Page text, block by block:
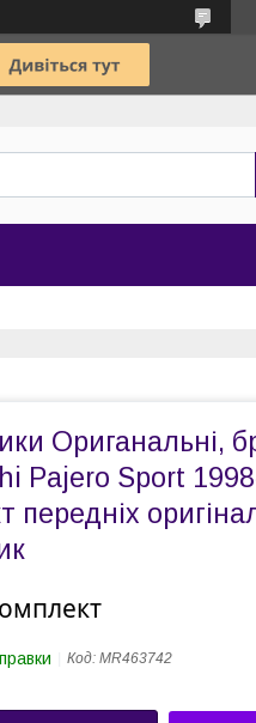
Ориганальні,
Pajero Sport
передніх
Код: MR463742